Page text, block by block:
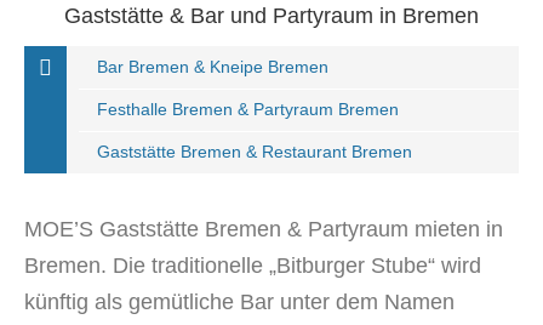
Gaststätte & Bar und Partyraum in Bremen
Bar Bremen & Kneipe Bremen
Festhalle Bremen & Partyraum Bremen
Gaststätte Bremen & Restaurant Bremen
MOE’S Gaststätte Bremen & Partyraum mieten in
Bremen. Die traditionelle „Bitburger Stube“ wird
künftig als gemütliche Bar unter dem Namen